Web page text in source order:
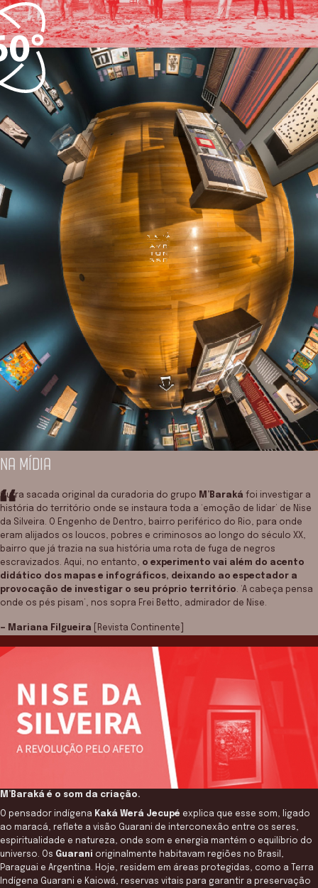
NA MÍDIA
Outra sacada original da curadoria do grupo M’Baraká foi investigar a
história do território onde se instaura toda a ‘emoção de lidar’ de Nise
da Silveira. O Engenho de Dentro, bairro periférico do Rio, para onde
eram alijados os loucos, pobres e criminosos ao longo do século XX,
bairro que já trazia na sua história uma rota de fuga de negros
escravizados. Aqui, no entanto, o experimento vai além do acento
didático dos mapas e infográficos, deixando ao espectador a
provocação de investigar o seu próprio território. ‘A cabeça pensa
onde os pés pisam’, nos sopra Frei Betto, admirador de Nise.
— Mariana Filgueira [Revista Continente]
M’Baraká é o som da criação.
O pensador indígena Kaká Werá Jecupé explica que esse som, ligado
ao maracá, reflete a visão Guarani de interconexão entre os seres,
espiritualidade e natureza, onde som e energia mantém o equilíbrio do
universo. Os Guarani originalmente habitavam regiões no Brasil,
Paraguai e Argentina. Hoje, residem em áreas protegidas, como a Terra
Indígena Guarani e Kaiowá, reservas vitais para garantir a preservação